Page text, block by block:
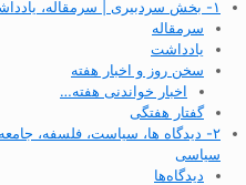
۱- بخش سردبیری | سرمقاله، یادداشت، سخن روز و پژوهش‌ها
سرمقاله
یادداشت
سخن روز و اخبار هفته
اخبار خواندنی هفته…
گفتار هفتگی
۲- دیدگاه ها، سیاست، فلسفه،
سیاسی
دیدگاه‌ها